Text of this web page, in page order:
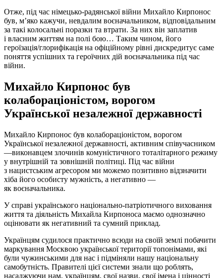
Отже, під час німецько-радянської війни Михайло Кирпонос
був, м’яко кажучи, невдалим воєначальником, відповідальним
за такі колосальні поразки та втрати. За них він заплатив
і власним життям на полі бою… Таким чином, його
героїзація/глорифікація на офіційному рівні дискредитує саме
поняття успішних та героїчних дій воєначальника під час
війни.
Михайло Кирпонос був
колабораціоністом, ворогом
Української незалежної державності
Михайло Кирпонос був колабораціоністом, ворогом
Української незалежної державності, активним співучасником
—виконавцем злочинів комуністичного тоталітарного режиму
у внутрішній та зовнішній політиці. Під час війни
з нацистським агресором ми можемо позитивно відзначити
хіба його особисту мужність, а негативно —
як воєначальника.
У справі українського національно-патріотичного виховання
життя та діяльність Михайла Кирпоноса маємо однозначно
оцінювати як негативний та сумний приклад.
Українцям судилося практично всюди на своїй землі побачити
маркування Москвою української території топонімами, які
були чужинськими для нас і підміняли нашу національну
самобутність. Правителі цієї системи знали що роблять,
насаджуючи нам, українцям, свої назви, свої імена і цінності